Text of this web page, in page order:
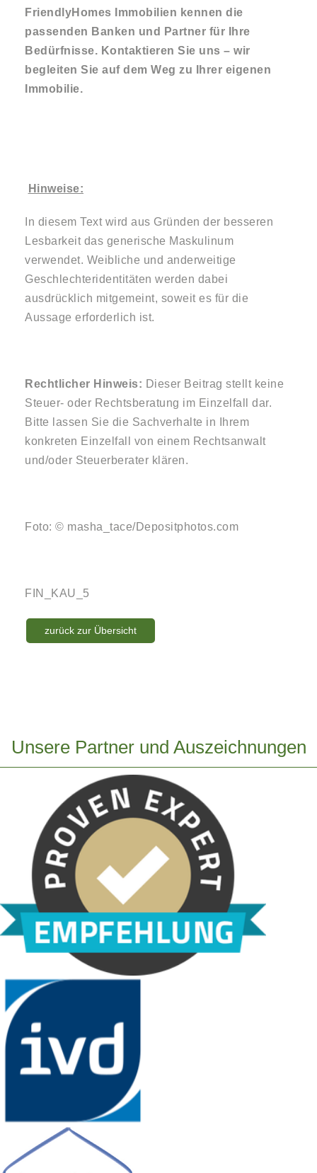
FriendlyHomes Immobilien kennen die
passenden Banken und Partner für Ihre
Bedürfnisse. Kontaktieren Sie uns – wir
begleiten Sie auf dem Weg zu Ihrer eigenen
Immobilie.
Hinweise:
In diesem Text wird aus Gründen der besseren
Lesbarkeit das generische Maskulinum
verwendet. Weibliche und anderweitige
Geschlechteridentitäten werden dabei
ausdrücklich mitgemeint, soweit es für die
Aussage erforderlich ist.
Rechtlicher Hinweis: Dieser Beitrag stellt keine
Steuer- oder Rechtsberatung im Einzelfall dar.
Bitte lassen Sie die Sachverhalte in Ihrem
konkreten Einzelfall von einem Rechtsanwalt
und/oder Steuerberater klären.
Foto: © masha_tace/Depositphotos.com
FIN_KAU_5
zurück zur Übersicht
Unsere Partner und Auszeichnungen